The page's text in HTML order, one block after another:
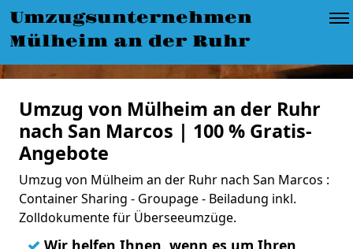
Umzugsunternehmen
Mülheim an der Ruhr
Umzug von Mülheim an der Ruhr
nach San Marcos | 100 % Gratis-
Angebote
Umzug von Mülheim an der Ruhr nach San Marcos :
Container Sharing - Groupage - Beiladung inkl.
Zolldokumente für Überseeumzüge.
✓ Wir helfen Ihnen, wenn es um Ihren